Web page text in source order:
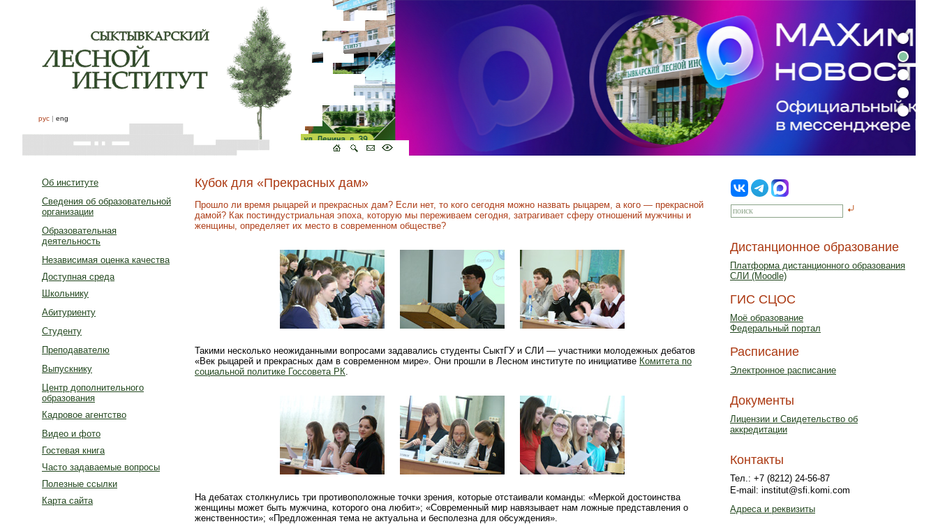
рус | eng
Об институте
Сведения об образовательной
организации
Образовательная
деятельность
Независимая оценка качества
Доступная среда
Школьнику
Абитуриенту
Студенту
Преподавателю
Выпускнику
Центр дополнительного
образования
Кадровое агентство
Видео и фото
Гостевая книга
Часто задаваемые вопросы
Полезные ссылки
Карта сайта
Кубок для «Прекрасных дам»
Прошло ли время рыцарей и прекрасных дам? Если нет, то кого сегодня можно назвать рыцарем, а кого — прекрасной
дамой? Как постиндустриальная эпоха, которую мы переживаем сегодня, затрагивает сферу отношений мужчины и
женщины, определяет их место в современном обществе?
Такими несколько неожиданными вопросами задавались студенты СыктГУ и СЛИ — участники молодежных дебатов
«Век рыцарей и прекрасных дам в современном мире». Они прошли в Лесном институте по инициативе Комитета по
социальной политике Госсовета РК.
На дебатах столкнулись три противоположные точки зрения, которые отстаивали команды: «Меркой достоинства
женщины может быть мужчина, которого она любит»; «Современный мир навязывает нам ложные представления о
женственности»; «Предложенная тема не актуальна и бесполезна для обсуждения».
Дистанционное образование
Платформа дистанционного образования
СЛИ (Moodle)
ГИС СЦОС
Моё образование
Федеральный портал
Расписание
Электронное расписание
Документы
Лицензии и Свидетельство об
аккредитации
Контакты
Тел.: +7 (8212) 24-56-87
E-mail: institut@sfi.komi.com
Адреса и реквизиты